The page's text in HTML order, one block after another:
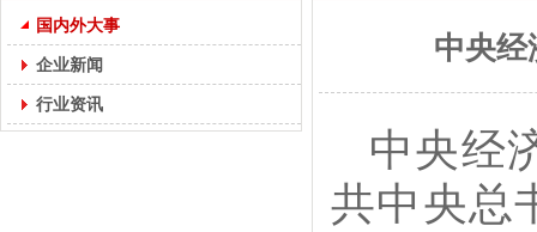
国内外大事
企业新闻
行业资讯
中央经
中央经
共中央总